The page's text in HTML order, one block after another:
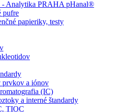
- Analytika PRAHA pHanal®
pufre
papieriky, testy
prvkov a iónov
(IC)
a interné štandardy
TIOC